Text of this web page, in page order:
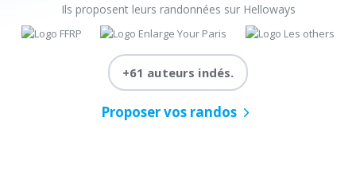
Ils proposent leurs randonnées sur Helloways
+61 auteurs indés.
Proposer vos randos